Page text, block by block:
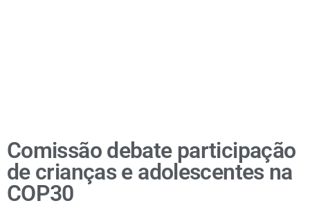
Comissão debate participação
de crianças e adolescentes na
COP30